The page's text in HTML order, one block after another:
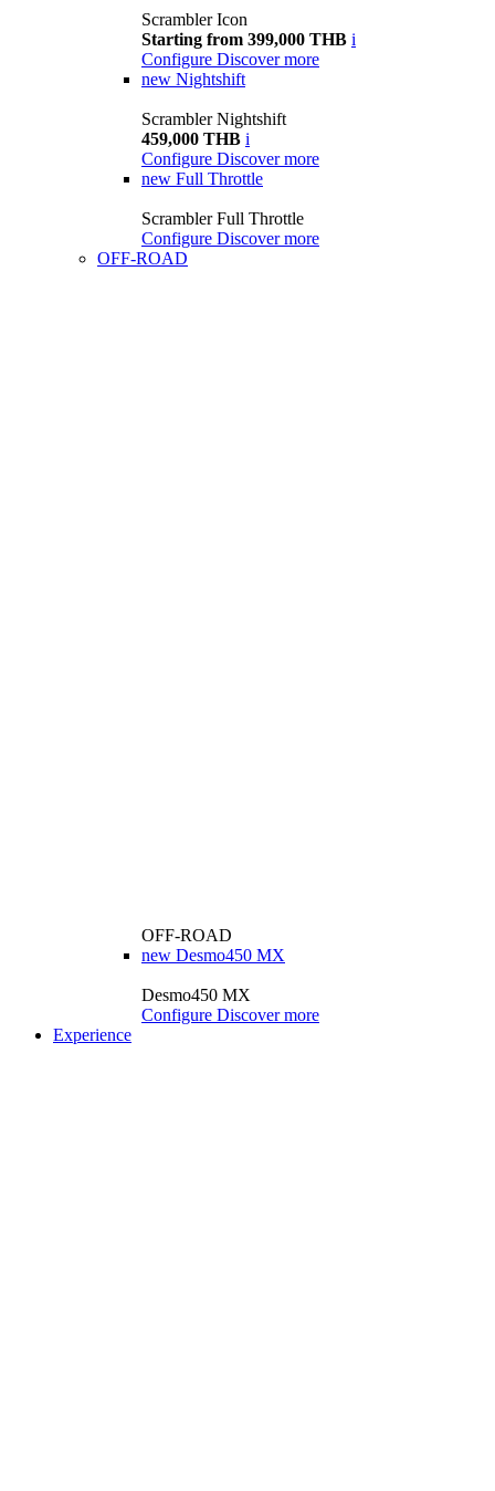
Scrambler Icon
Starting from 399,000 THB i
Configure Discover more
new Nightshift
Scrambler Nightshift
459,000 THB i
Configure Discover more
new Full Throttle
Scrambler Full Throttle
Configure Discover more
OFF-ROAD
OFF-ROAD
new Desmo450 MX
Desmo450 MX
Configure Discover more
Experience